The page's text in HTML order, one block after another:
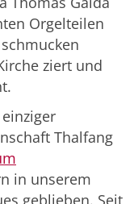
Orgelteilen
ziert und
Thalfang
in unserem